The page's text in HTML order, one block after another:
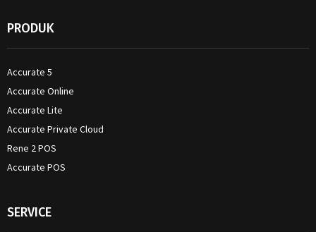
PRODUK
Accurate 5
Accurate Online
Accurate Lite
Accurate Private Cloud
Rene 2 POS
Accurate POS
SERVICE